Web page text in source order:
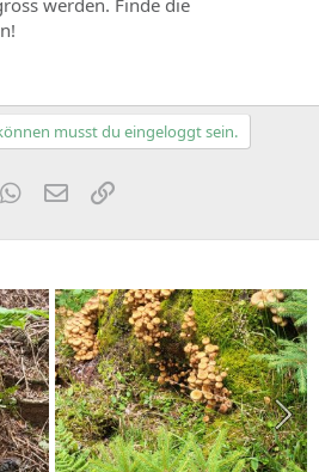
musst du eingeloggt sein.
WhatsApp
E-Mail